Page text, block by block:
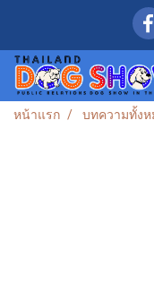
หน้าแรก บทความทั้งห